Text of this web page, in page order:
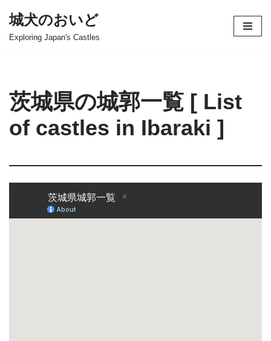
コ
ツ
へ
キ
プ
城犬のおいど
Exploring Japan's Castles
茨城県の城郭一覧 [ List
of castles in Ibaraki ]